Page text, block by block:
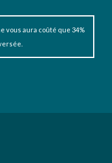
vous aura coûté que 34%